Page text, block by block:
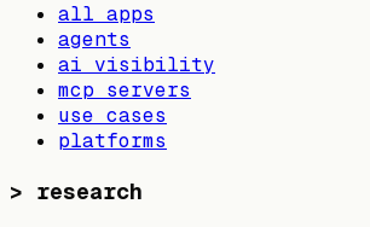
all apps
agents
ai visibility
mcp servers
use cases
platforms
> research